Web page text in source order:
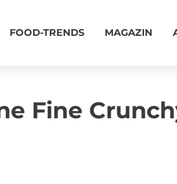
FOOD-TRENDS MAGAZIN
Fine